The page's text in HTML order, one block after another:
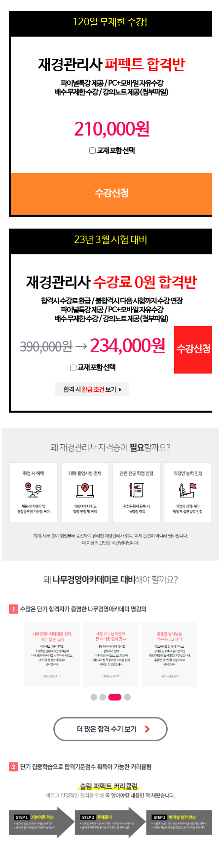
120일 무제한 수강!
재경관리사퍼펙트 합격반
파이널특강 제공 / PC+모바일 자유수강
배수 무제한 수강 / 강의노트 제공(첨부파일)
210,000원
교재 포함 선택
수강신청
23년 3월 시험 대비
재경관리사수강료 0원 합격반
합격시 수강료 환급 / 불합격시 다음 시험까지 수강 연장
파이널특강 제공 / PC+모바일 자유수강
배수 무제한 수강 / 강의노트 제공(첨부파일)
390,000원→234,000원
교재 포함 선택
수강신청